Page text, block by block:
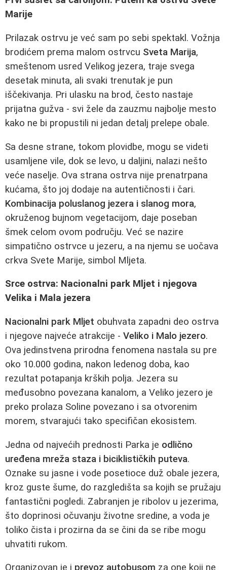
Marije
Prilazak ostrvu je već sam po sebi spektakl. Vožnja
brodićem prema malom ostrvcu Sveta Marija,
smeštenom usred Velikog jezera, traje svega
desetak minuta, ali svaki trenutak je pun
iščekivanja. Pri ulasku na brod, često nastaje
prijatna gužva - svi žele da zauzmu najbolje mesto
kako ne bi propustili ni jedan detalj prelepe obale.
Sa desne strane, tokom plovidbe, mogu se videti
usamljene vile, dok se levo, u daljini, nalazi nešto
veće naselje. Ova strana ostrva nije prenatrpana
kućama, što joj dodaje na autentičnosti i čari.
Kombinacija poluslanog jezera i slanog mora,
okruženog bujnom vegetacijom, daje poseban
šmek celom ovom području. Već se nazire
simpatično ostrvce u jezeru, a na njemu se uočava
crkva Svete Marije, simbol Mljeta.
Srce ostrva: Nacionalni park Mljet i njegova
Velika i Mala jezera
Nacionalni park Mljet obuhvata zapadni deo ostrva
i njegove najveće atrakcije - Veliko i Malo jezero.
Ova jedinstvena prirodna fenomena nastala su pre
oko 10.000 godina, nakon ledenog doba, kao
rezultat potapanja krških polja. Jezera su
međusobno povezana kanalom, a Veliko jezero je
preko prolaza Soline povezano i sa otvorenim
morem, stvarajući tako specifičan ekosistem.
Jedna od najvećih prednosti Parka je odlično
uređena mreža staza i biciklističkih puteva.
Oznake su jasne i vode posetioce duž obale jezera,
kroz guste šume, do razgledišta sa kojih se pružaju
fantastični pogledi. Zabranjen je ribolov u jezerima,
što doprinosi očuvanju životne sredine, a voda je
toliko čista i prozirna da se čini da se ribe mogu
uhvatiti rukom.
Organizovan je i prevoz autobusom za one koji ne